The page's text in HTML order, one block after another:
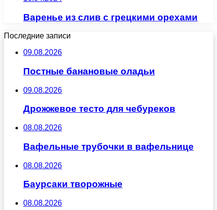
Варенье из слив с грецкими орехами
Последние записи
09.08.2026
Постные банановые оладьи
09.08.2026
Дрожжевое тесто для чебуреков
08.08.2026
Вафельные трубочки в вафельнице
08.08.2026
Баурсаки творожные
08.08.2026